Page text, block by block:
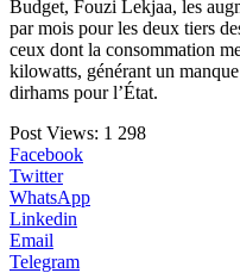
Budget, Fouzi Lekjaa, les
par mois pour les deux tiers
ceux dont la consommation
kilowatts, générant un
dirhams pour l’État.
Post Views: 1 298
Facebook
Twitter
WhatsApp
Linkedin
Email
Telegram